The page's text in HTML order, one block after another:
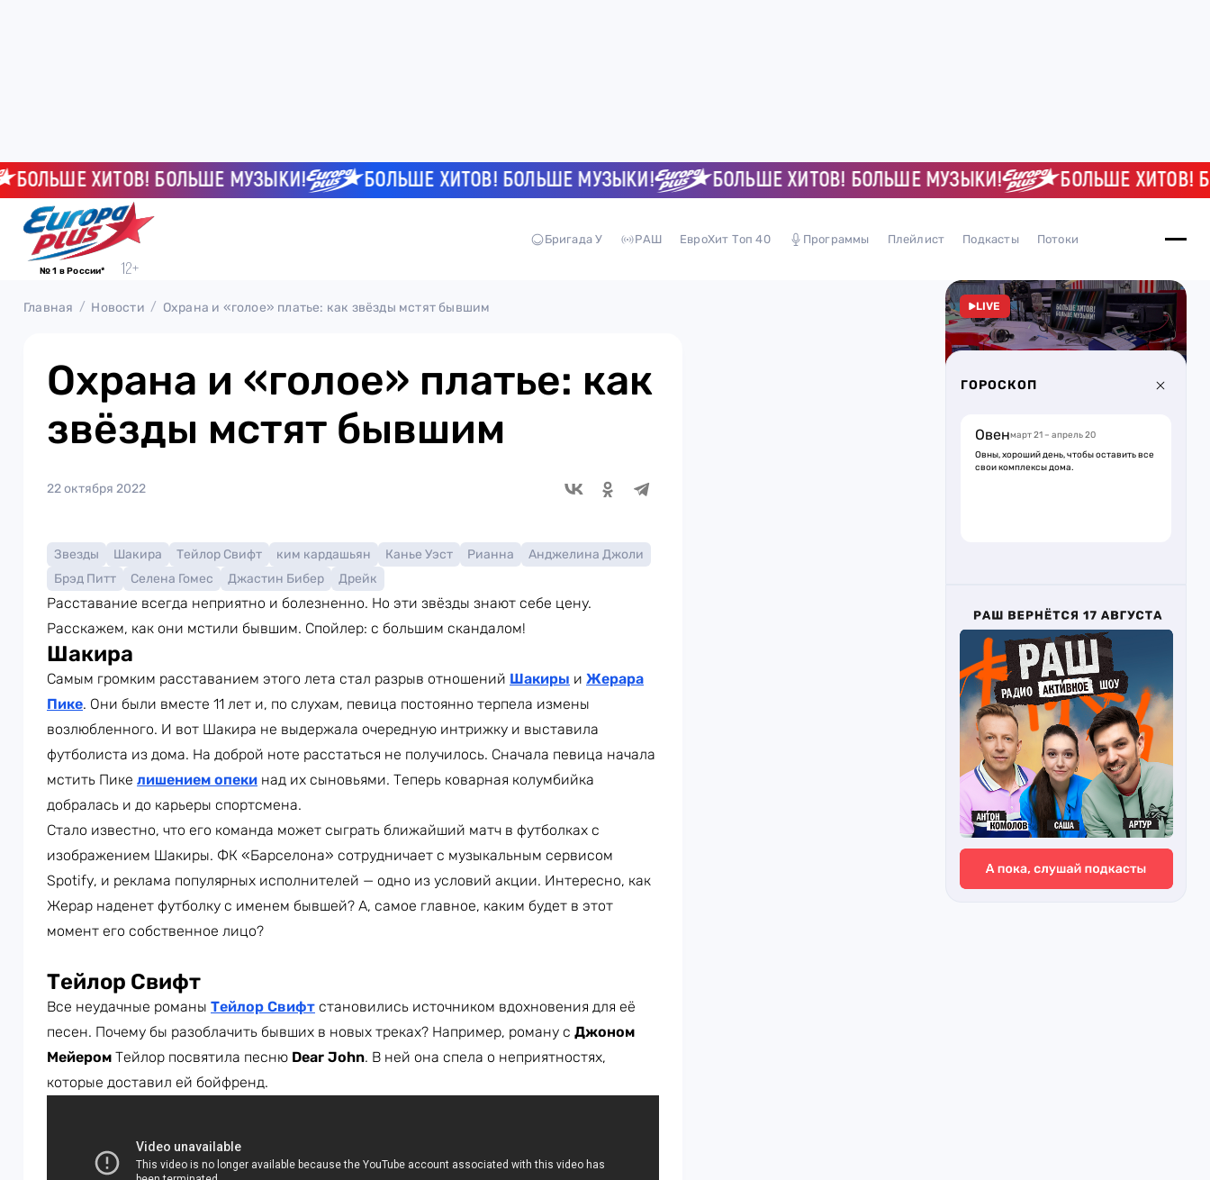
ХИТОВ! БОЛЬШЕ МУЗЫКИ! БОЛЬШЕ ХИТОВ! БОЛЬШЕ МУЗЫКИ! БОЛЬШЕ ХИТОВ! БОЛЬШЕ МУЗЫКИ! БОЛЬШЕ ХИТОВ!
№ 1 в России*
Бригада У РАШ ЕвроХит Топ 40 Программы Плейлист Подкасты Потоки
Главная Новости Охрана и «голое» платье: как звёзды мстят бывшим
Охрана и «голое» платье: как
звёзды мстят бывшим
22 октября 2022
Звезды Шакира Тейлор Свифт ким кардашьян Канье Уэст Рианна
Анджелина Джоли
Брэд Питт
Селена Гомес Джастин Бибер Дрейк
Расставание всегда неприятно и болезненно. Но эти звёзды знают себе цену.
Расскажем, как они мстили бывшим. Спойлер: с большим скандалом!
Шакира
Самым громким расставанием этого лета стал разрыв отношений Шакиры и Жерара
Пике. Они были вместе 11 лет и, по слухам, певица постоянно терпела измены
возлюбленного. И вот Шакира не выдержала очередную интрижку и выставила
футболиста из дома. На доброй ноте расстаться не получилось. Сначала певица начала
мстить Пике лишением опеки над их сыновьями. Теперь коварная колумбийка
добралась и до карьеры спортсмена.
Стало известно, что его команда может сыграть ближайший матч в футболках с
изображением Шакиры. ФК «Барселона» сотрудничает с музыкальным сервисом
Spotify, и реклама популярных исполнителей — одно из условий акции. Интересно, как
Жерар наденет футболку с именем бывшей? А, самое главное, каким будет в этот
момент его собственное лицо?
Тейлор Свифт
Все неудачные романы Тейлор Свифт становились источником вдохновения для её
песен. Почему бы разоблачить бывших в новых треках? Например, роману с Джоном
Мейером Тейлор посвятила песню Dear John. В ней она спела о неприятностях,
которые доставил ей бойфренд.
LIVE
ГОРОСКОП
Овенмарт 21 – апрель 20
Овны, хороший день, чтобы оставить все
свои комплексы дома.